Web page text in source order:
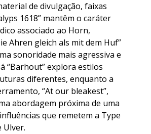
de divulgação, faixas
1618” mantêm o caráter
associado ao Horn,
Ahren gleich als mit dem Huf”
sonoridade mais agressiva e
“Barhout” explora estilos
diferentes, enquanto a
“At our bleakest”,
abordagem próxima de uma
que remetem a Type
Ulver.